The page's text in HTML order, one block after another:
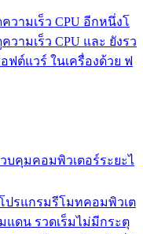
วามเร็ว CPU อีกหนึ่งโ
ามเร็ว CPU และ ยังรว
ฟต์แวร์ ในเครื่องด้วย ฟ
วบคุมคอมพิวเตอร์ระยะไ
ปรแกรมรีโมทคอมพิวเต
แดน รวดเร็มไม่มีกระตุ